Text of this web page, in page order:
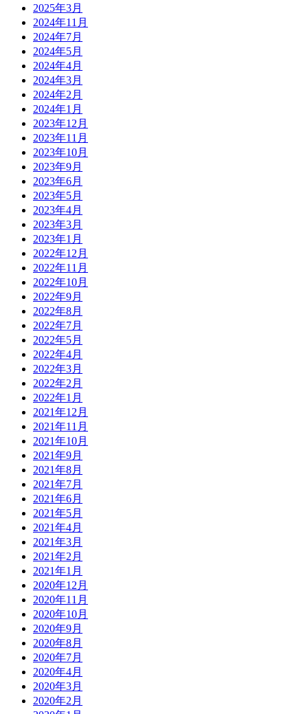
2025年3月
2024年11月
2024年7月
2024年5月
2024年4月
2024年3月
2024年2月
2024年1月
2023年12月
2023年11月
2023年10月
2023年9月
2023年6月
2023年5月
2023年4月
2023年3月
2023年1月
2022年12月
2022年11月
2022年10月
2022年9月
2022年8月
2022年7月
2022年5月
2022年4月
2022年3月
2022年2月
2022年1月
2021年12月
2021年11月
2021年10月
2021年9月
2021年8月
2021年7月
2021年6月
2021年5月
2021年4月
2021年3月
2021年2月
2021年1月
2020年12月
2020年11月
2020年10月
2020年9月
2020年8月
2020年7月
2020年4月
2020年3月
2020年2月